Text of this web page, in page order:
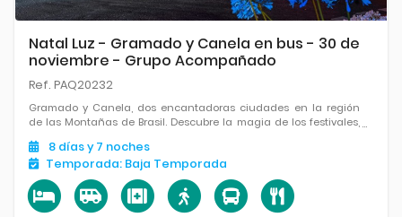
Natal Luz - Gramado y Canela en bus - 30 de
noviembre - Grupo Acompañado
Ref. PAQ20232
Gramado y Canela, dos encantadoras ciudades en la región
de las Montañas de Brasil. Descubre la magia de los festivales,
8 díasy 7 noches
Temporada: Baja Temporada